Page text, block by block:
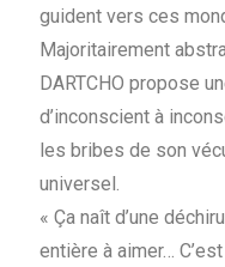
guident vers ces
Majoritairement
DARTCHO propose
d’inconscient à
les bribes de son
universel.
« Ça naît d’une
entière à aimer…